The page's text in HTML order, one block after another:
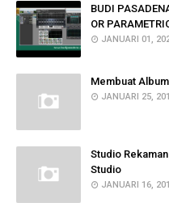
BUDI
OR
JANUARI 01,
Membuat
JANUARI 25,
Studio
Studio
JANUARI 16,